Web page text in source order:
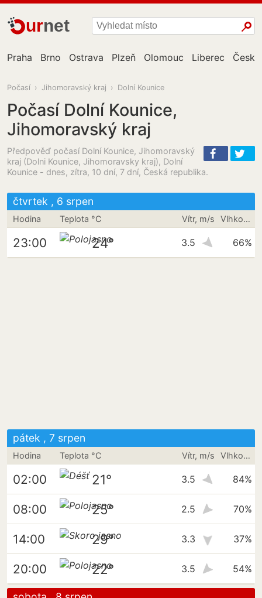
urnet
Praha Brno Ostrava Plzeň Olomouc Liberec
Počasí › Jihomoravský kraj › Dolní Kounice
Počasí Dolní Kounice,
Jihomoravský kraj
Předpověď počasí Dolní Kounice, Jihomoravský
kraj (Dolni Kounice, Jihomoravsky kraj), Dolní
Kounice - dnes, zítra, 10 dní, 7 dní, Česká republika.
čtvrtek , 6 srpen
Hodina Teplota °C Vítr, m/s Vlhkost vzduchu
23:00 24° 3.5 66%
pátek , 7 srpen
Hodina Teplota °C Vítr, m/s Vlhkost vzduchu
02:00 21° 3.5 84%
08:00 25° 2.5 70%
14:00 29° 3.3 37%
20:00 22° 3.5 54%